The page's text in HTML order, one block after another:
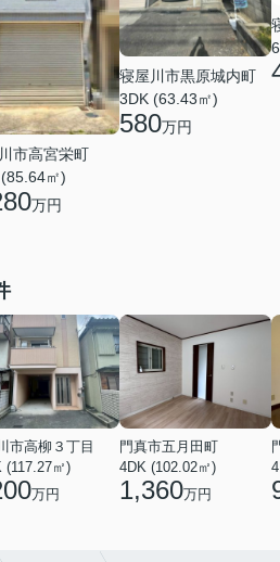
市高宮栄町
㎡)
万円
寝屋川市黒原城内町
3DK (63.43㎡)
580万円
市高柳３丁目
(117.27㎡)
万円
門真市五月田町
4DK (102.02㎡)
1,360万円